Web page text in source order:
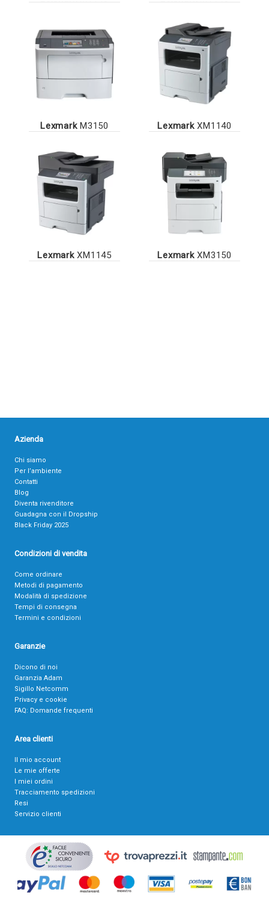
LexmarkM3150 LexmarkXM1140
LexmarkXM1145 LexmarkXM3150
Azienda
Chi siamo
Per l’ambiente
Contatti
Blog
Diventa rivenditore
Guadagna con il Dropship
Black Friday 2025
Condizioni di vendita
Come ordinare
Metodi di pagamento
Modalità di spedizione
Tempi di consegna
Termini e condizioni
Garanzie
Dicono di noi
Garanzia Adam
Sigillo Netcomm
Privacy e cookie
FAQ: Domande frequenti
Area clienti
Il mio account
Le mie offerte
I miei ordini
Tracciamento spedizioni
Resi
Servizio clienti